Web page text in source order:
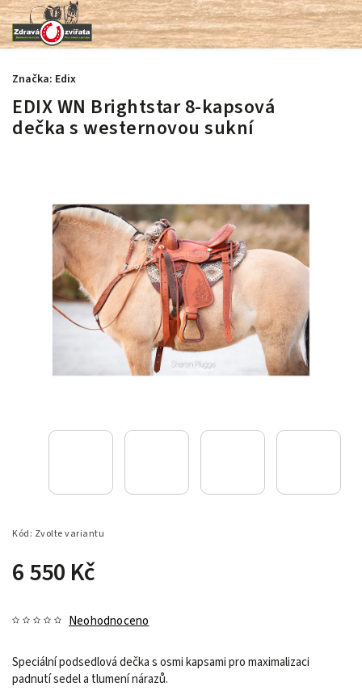
EDIX WN Brightstar 8-kapsová
dečka s westernovou sukní
Kód: Zvolte variantu
6 550 Kč
Neohodnoceno
Speciální podsedlová dečka s osmi kapsami pro maximalizaci
padnutí sedel a tlumení nárazů.
Značka: Edix